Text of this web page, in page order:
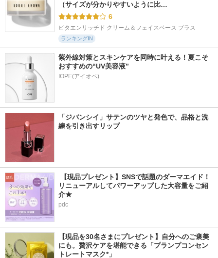
（サイズが分かりやすいように比…
6
ビタエンリッチド クリーム＆フェイスベース プラス
ランキングIN
紫外線対策とスキンケアを同時に叶える！夏こそ
おすすめの“UV美容液”
IOPE(アイオペ)
「ジバンシイ」サテンのツヤと発色で、品格と洗
練を引き出すリップ
【現品プレゼント】SNSで話題のダーマエイド！
リニューアルしてパワーアップした大容量をご紹
介★
pdc
【現品を30名さまにプレゼント】自分へのご褒美
にも。贅沢ケアを堪能できる「プランプコンセン
トレートマスク*」